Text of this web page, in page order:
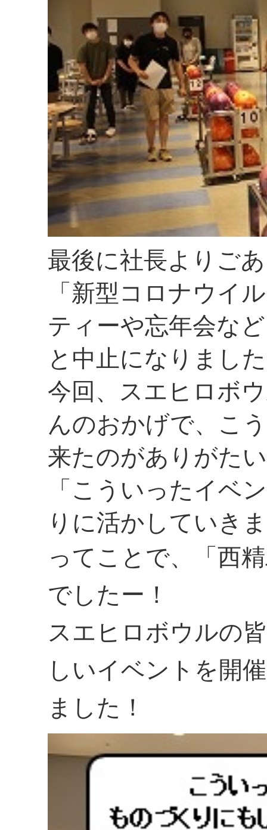
最後に社長よりご
「新型コロナウイ
ティーや忘年会な
と中止になりまし
今回、スエヒロボ
んのおかげで、こ
来たのがありがた
「こういったイベ
りに活かしていき
ってことで、「西
でしたー！
スエヒロボウルの
しいイベントを開
ました！